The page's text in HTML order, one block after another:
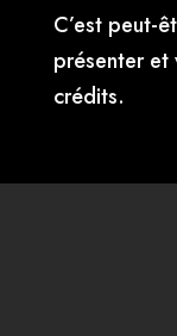
C’est peut-
présenter et
crédits.